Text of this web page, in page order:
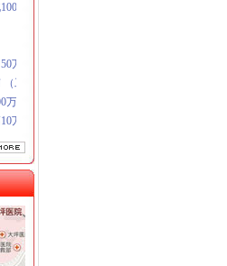
万 （工商注册）
工商注册）
（工商注册）
万 （工商注册）
万 （进出口权）
万 （工商注册）
100万 （进出口权）
公司 渝中 （工商注册）